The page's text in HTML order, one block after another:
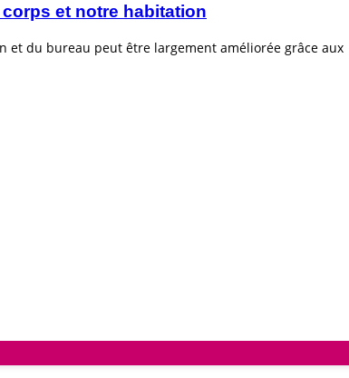
et notre habitation
et du bureau peut être largement améliorée grâce aux